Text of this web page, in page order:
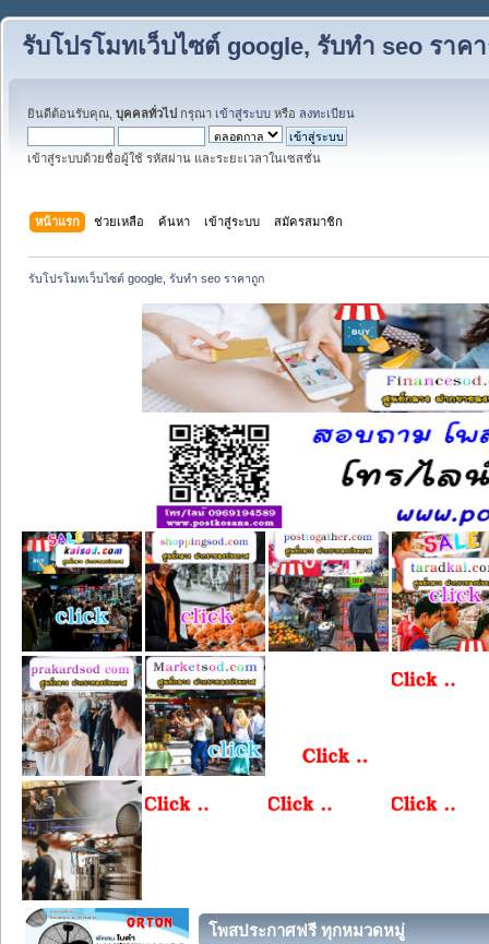
รับโปรโมทเว็บไซต์ google, รับทำ seo ราค
ยินดีต้อนรับคุณ, บุคคลทั่วไป กรุณา เข้าสู่ระบบ หรือ ลงทะเบียน
เข้าสู่ระบบด้วยชื่อผู้ใช้ รหัสผ่าน และระยะเวลาในเซสชั่น
หน้าแรก ช่วยเหลือ ค้นหา เข้าสู่ระบบ สมัครสมาชิก
รับโปรโมทเว็บไซต์ google, รับทำ seo ราคาถูก
โพสประกาศฟรี ทุกหมวดหมู่